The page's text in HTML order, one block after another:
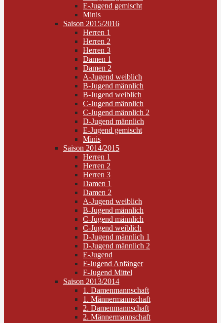
E-Jugend gemischt
Minis
Saison 2015/2016
Herren 1
Herren 2
Herren 3
Damen 1
Damen 2
A-Jugend weiblich
B-Jugend männlich
B-Jugend weiblich
C-Jugend männlich
C-Jugend männlich 2
D-Jugend männlich
E-Jugend gemischt
Minis
Saison 2014/2015
Herren 1
Herren 2
Herren 3
Damen 1
Damen 2
A-Jugend weiblich
B-Jugend männlich
C-Jugend männlich
C-Jugend weiblich
D-Jugend männlich 1
D-Jugend männlich 2
E-Jugend
F-Jugend Anfänger
F-Jugend Mittel
Saison 2013/2014
1. Damenmannschaft
1. Männermannschaft
2. Damenmannschaft
2. Männermannschaft